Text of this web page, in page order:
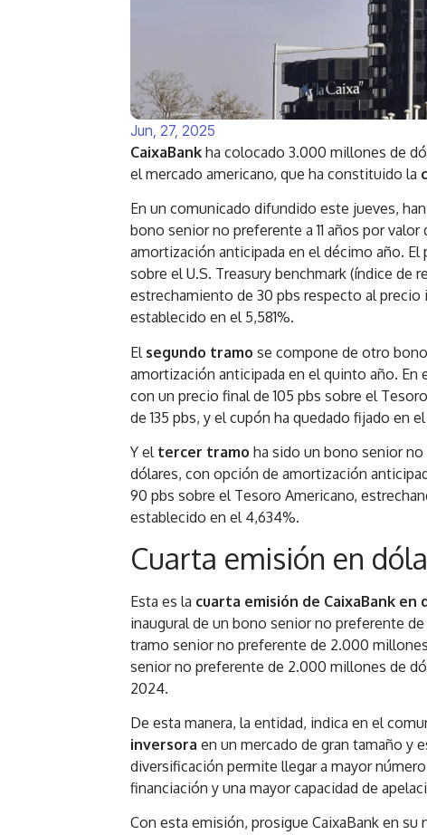
Jun, 27, 2025
CaixaBankha colocado 3.000 millones de
el mercado americano, que ha constituido la
En un comunicado difundido este jueves,
bono senior no preferente a 11 años por
amortización anticipada en el décimo año.
sobre el U.S. Treasury benchmark (índice de
estrechamiento de 30 pbs respecto al precio
establecido en el 5,581%.
El segundo tramo se compone de otro
amortización anticipada en el quinto año. En
con un precio final de 105 pbs sobre el
de 135 pbs, y el cupón ha quedado fijado en
Y el tercer tramo ha sido un bono senior
dólares, con opción de amortización
90 pbs sobre el Tesoro Americano,
establecido en el 4,634%.
Cuarta emisión en
Esta es la cuarta emisión de CaixaBank en
inaugural de un bono senior no preferente
tramo senior no preferente de 2.000
senior no preferente de 2.000 millones de
2024.
De esta manera, la entidad, indica en el
inversoraen un mercado de gran tamaño y
diversificación permite llegar a mayor
financiación y una mayor capacidad de
Con esta emisión, prosigue CaixaBank en